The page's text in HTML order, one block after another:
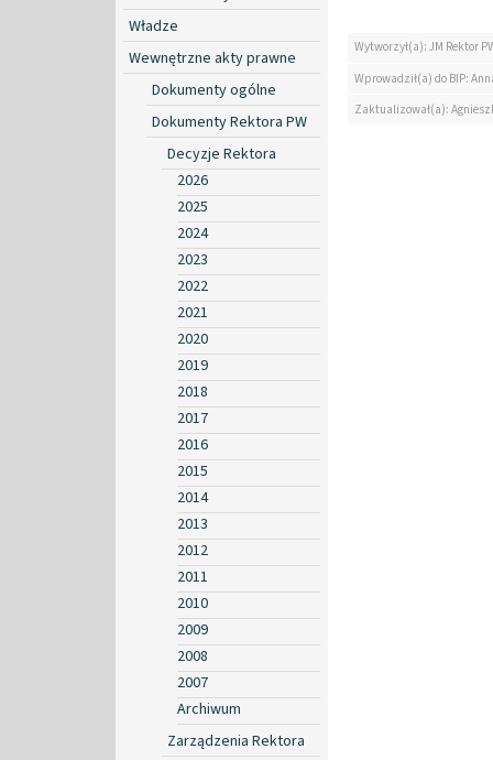
Władze
Wewnętrzne akty prawne
Dokumenty ogólne
Dokumenty Rektora PW
Decyzje Rektora
2026
2025
2024
2023
2022
2021
2020
2019
2018
2017
2016
2015
2014
2013
2012
2011
2010
2009
2008
2007
Archiwum
Zarządzenia Rektora
Wytworzył(a): JM Rektor
Wprowadził(a) do BIP:
Zaktualizował(a):